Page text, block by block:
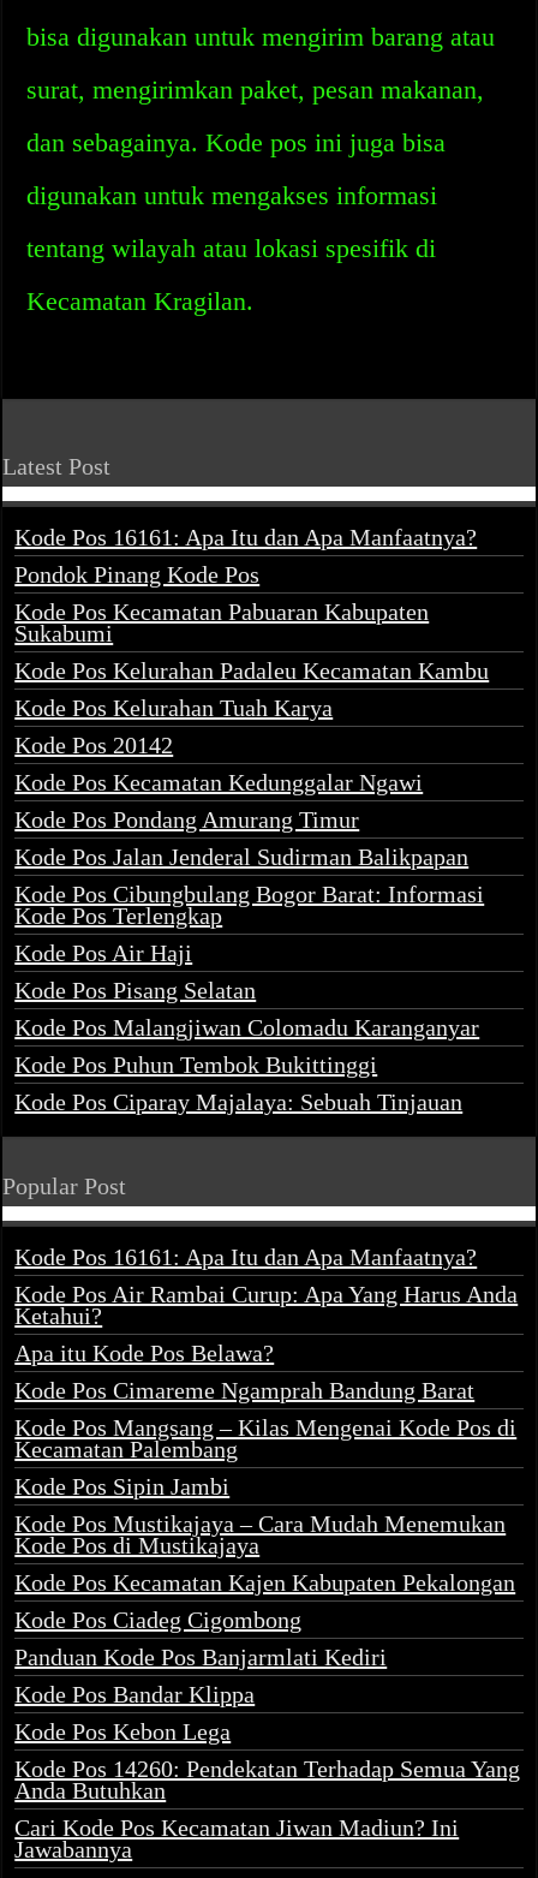
bisa digunakan untuk mengirim barang atau
surat, mengirimkan paket, pesan makanan,
dan sebagainya. Kode pos ini juga bisa
digunakan untuk mengakses informasi
tentang wilayah atau lokasi spesifik di
Kecamatan Kragilan.
Latest Post
Kode Pos 16161: Apa Itu dan Apa Manfaatnya?
Pondok Pinang Kode Pos
Kode Pos Kecamatan Pabuaran Kabupaten
Sukabumi
Kode Pos Kelurahan Padaleu Kecamatan Kambu
Kode Pos Kelurahan Tuah Karya
Kode Pos 20142
Kode Pos Kecamatan Kedunggalar Ngawi
Kode Pos Pondang Amurang Timur
Kode Pos Jalan Jenderal Sudirman Balikpapan
Kode Pos Cibungbulang Bogor Barat: Informasi
Kode Pos Terlengkap
Kode Pos Air Haji
Kode Pos Pisang Selatan
Kode Pos Malangjiwan Colomadu Karanganyar
Kode Pos Puhun Tembok Bukittinggi
Kode Pos Ciparay Majalaya: Sebuah Tinjauan
Popular Post
Kode Pos 16161: Apa Itu dan Apa Manfaatnya?
Kode Pos Air Rambai Curup: Apa Yang Harus Anda
Ketahui?
Apa itu Kode Pos Belawa?
Kode Pos Cimareme Ngamprah Bandung Barat
Kode Pos Mangsang – Kilas Mengenai Kode Pos di
Kecamatan Palembang
Kode Pos Sipin Jambi
Kode Pos Mustikajaya – Cara Mudah Menemukan
Kode Pos di Mustikajaya
Kode Pos Kecamatan Kajen Kabupaten Pekalongan
Kode Pos Ciadeg Cigombong
Panduan Kode Pos Banjarmlati Kediri
Kode Pos Bandar Klippa
Kode Pos Kebon Lega
Kode Pos 14260: Pendekatan Terhadap Semua Yang
Anda Butuhkan
Cari Kode Pos Kecamatan Jiwan Madiun? Ini
Jawabannya